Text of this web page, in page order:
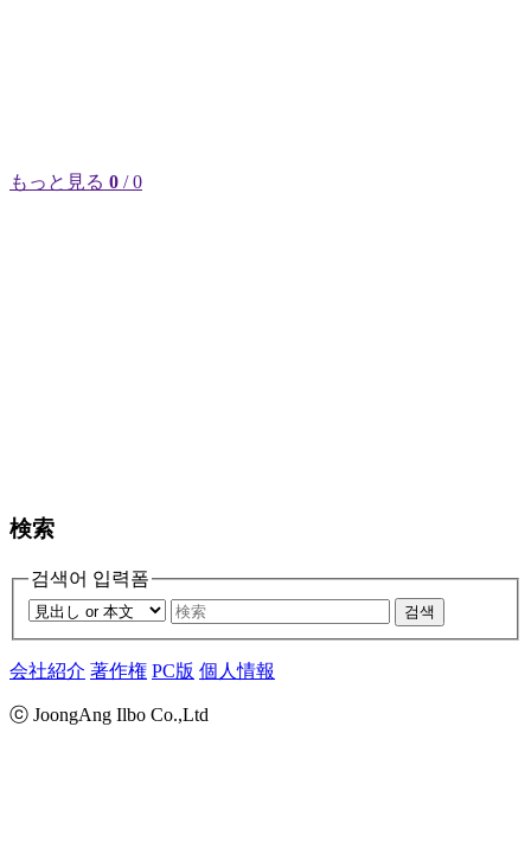
もっと見る 0 / 0
検索
검색어 입력폼
검색
会社紹介 著作権 PC版 個人情報
ⓒ JoongAng Ilbo Co.,Ltd